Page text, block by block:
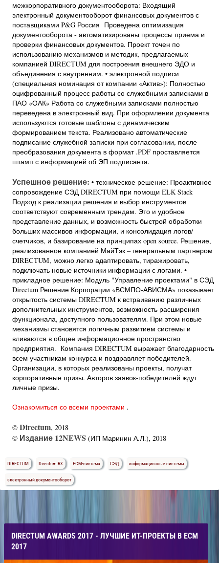
межкорпоративного документооборота: Входящий
электронный документооборот финансовых документов с
поставщиками P&G Россия Проведена оптимизация
документооборота - автоматизированы процессы приема и
проверки финансовых документов. Проект точен по
использованию механизмов и методик, предлагаемых
компанией DIRECTUM для построения внешнего ЭДО и
объединения с внутренним. • электронной подписи
(специальная номинация от компании «Актив»): Полностью
оцифрованный процесс работы со служебными записками в
ПАО «ОАК» Работа со служебными записками полностью
переведена в электронный вид. При оформлении документа
используются готовые шаблоны с динамическим
формированием текста. Реализовано автоматические
подписание служебной записки при согласовании, после
преобразования документа в формат .PDF проставляется
штамп с информацией об ЭП подписанта.
Успешное решение: • техническое решение: Проактивное
сопровождение СЭД DIRECTUM при помощи ELK Stack
Подход к реализации решения и выбор инструментов
соответствуют современным трендам. Это и удобное
представление данных, и возможность быстрой обработки
больших массивов информации, и консолидация логов/
счетчиков, и базирование на принципах open source. Решение,
реализованное компанией МайТэк – генеральным партнером
DIRECTUM, можно легко адаптировать, тиражировать,
подключать новые источники информации с логами. •
прикладное решение: Модуль "Управление проектами" в СЭД
Directum Решение Корпорации «ВСМПО-АВИСМА» показывает
открытость системы DIRECTUM к встраиванию различных
дополнительных инструментов, возможность расширения
функционала, доступного пользователям. При этом новые
механизмы становятся логичным развитием системы и
вливаются в общее информационное пространство
предприятия. Компания DIRECTUM выражает благодарность
всем участникам конкурса и поздравляет победителей.
Организации, в которых реализованы проекты, получат
корпоративные призы. Авторов заявок-победителей ждут
личные призы.
Ознакомиться со всеми проектами .
© Directum, 2018
© Издание 12NEWS (ИП Маринин А.Л.), 2018
DIRECTUM Directum RX ECM-система СЭД информационные системы
электронный документооборот
DIRECTUM AWARDS 2017 - ЛУЧШИЕ ИТ-ПРОЕКТЫ В ECM
2017